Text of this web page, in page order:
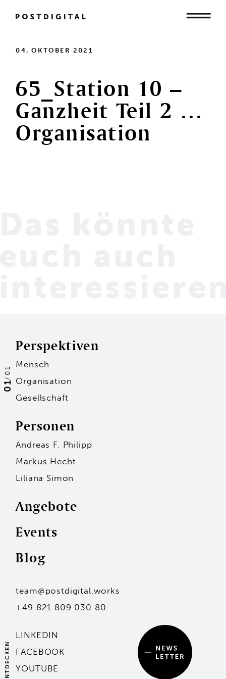
01
/
01
ENTDECKEN
Mensch
Organisation
Gesellschaft
Andreas F. Philipp
Angebote
Events
Blog
Mit dem Eintragen deiner Adresse stimmst du
unserer Datenschutzerklärung zu.
04. OKTOBER 2021
65_Station 10 –
Ganzheit Teil 2 …
Organisation
Perspektiven
Mensch
Organisation
Gesellschaft
Personen
Andreas F. Philipp
Markus Hecht
Liliana Simon
Angebote
Events
Blog
team@postdigital.works
+49 821 809 030 80
LINKEDIN
FACEBOOK
YOUTUBE